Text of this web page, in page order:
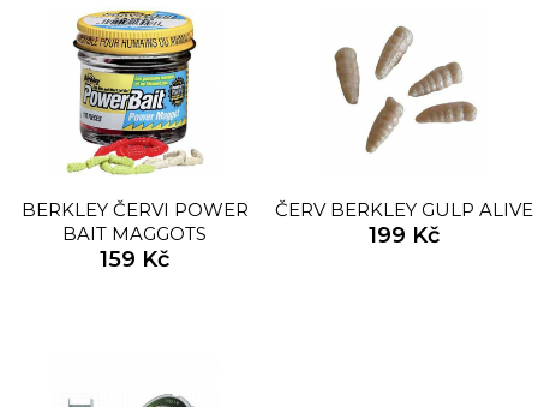
BERKLEY ČERVI POWER
BAIT MAGGOTS
159 Kč
ČERV BERKLEY GULP ALIVE
199 Kč